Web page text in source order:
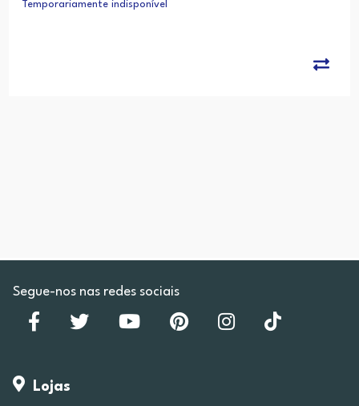
Temporariamente indisponível
Segue-nos nas redes sociais
Lojas